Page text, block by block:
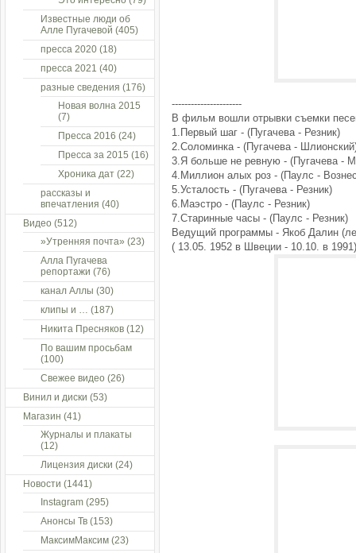
----------------------
В фильм вошли отрывки съемки
1.Первый шаг - (Пугачева - Резник)
2.Соломинка - (Пугачева -
3.Я больше не ревную - (Пугачева -
4.Миллион алых роз - (Паулс -
5.Усталость - (Пугачева - Резник)
6.Маэстро - (Паулс - Резник)
7.Старинные часы - (Паулс - Резник)
Ведущий программы - Якоб Далин
( 13.05. 1952 в Швеции - 10.10. в 1991)
Известные люди об
Алле Пугачевой (405)
пресса 2020 (18)
пресса 2021 (40)
разные сведения (176)
Новая волна 2015
(7)
Пресса 2016 (24)
Пресса за 2015 (16)
Хроника дат (22)
рассказы и
впечатления (40)
Видео (512)
»Утренняя почта» (23)
Алла Пугачева
репортажи (76)
канал Аллы (30)
клипы и … (187)
Никита Пресняков (12)
По вашим просьбам
(100)
Свежее видео (26)
Винил и диски (53)
Магазин (41)
Журналы и плакаты
(12)
Лицензия диски (24)
Новости (1441)
Instagram (295)
Анонсы Тв (153)
МаксимМаксим (23)